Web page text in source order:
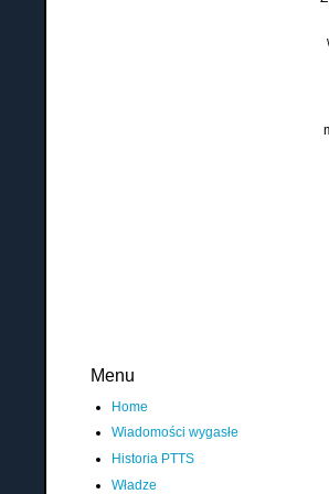
Menu
Home
Wiadomości wygasłe
Historia PTTS
Władze